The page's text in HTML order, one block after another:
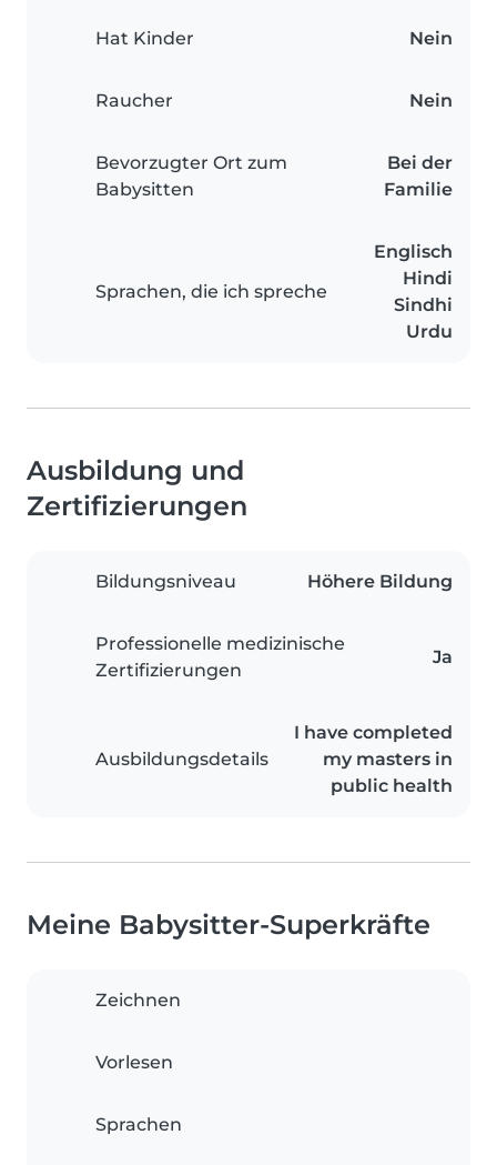
Hat Kinder Nein
Raucher Nein
Bevorzugter Ort zum
Babysitten
Bei der
Familie
Sprachen, die ich spreche
Englisch
Hindi
Sindhi
Urdu
Ausbildung und
Zertifizierungen
Bildungsniveau Höhere Bildung
Professionelle medizinische
Zertifizierungen
Ja
Ausbildungsdetails
I have completed
my masters in
public health
Meine Babysitter-Superkräfte
Zeichnen
Vorlesen
Sprachen